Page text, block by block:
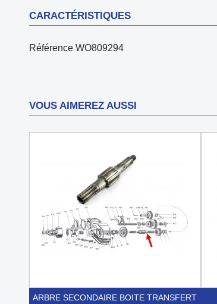
CARACTÉRISTIQUES
Référence WO809294
VOUS AIMEREZ AUSSI
ARBRE SECONDAIRE BOITE TRANSFERT